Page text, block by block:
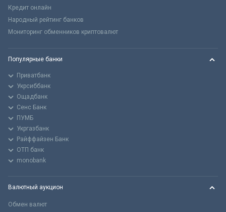
Кредит онлайн
Народный рейтинг банков
Мониторинг обменников криптовалют
Популярные банки
Приватбанк
Укрсиббанк
Ощадбанк
Сенс Банк
ПУМБ
Укргазбанк
Райффайзен Банк
ОТП банк
monobank
Валютный аукцион
Обмен валют